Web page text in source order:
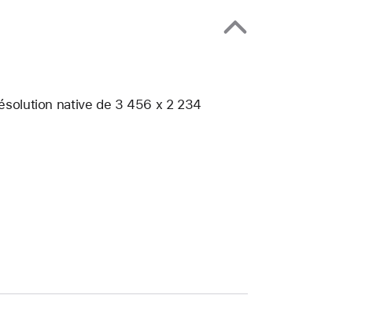
native de 3 456 x 2 234